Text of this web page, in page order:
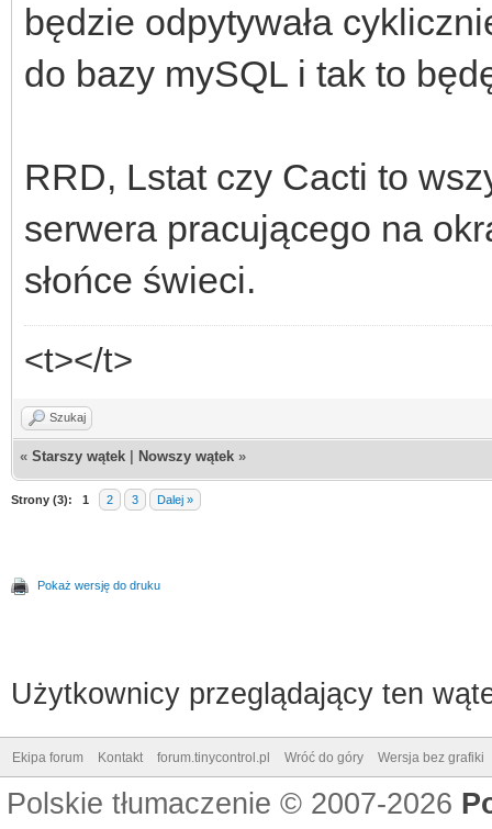
będzie odpytywała
do bazy mySQL i tak to
RRD, Lstat czy Cacti to
serwera pracującego na
słońce świeci.
<t></t>
Szukaj
« Starszy wątek Nowszy wątek »
Strony (3): 1 2 3 Dalej »
Pokaż wersję do druku
Użytkownicy przeglądający ten
Ekipa forum Kontakt forum.tinycontrol.pl Wróć do góry Wersja bez grafiki
Polskie tłumaczenie © 2007-2026